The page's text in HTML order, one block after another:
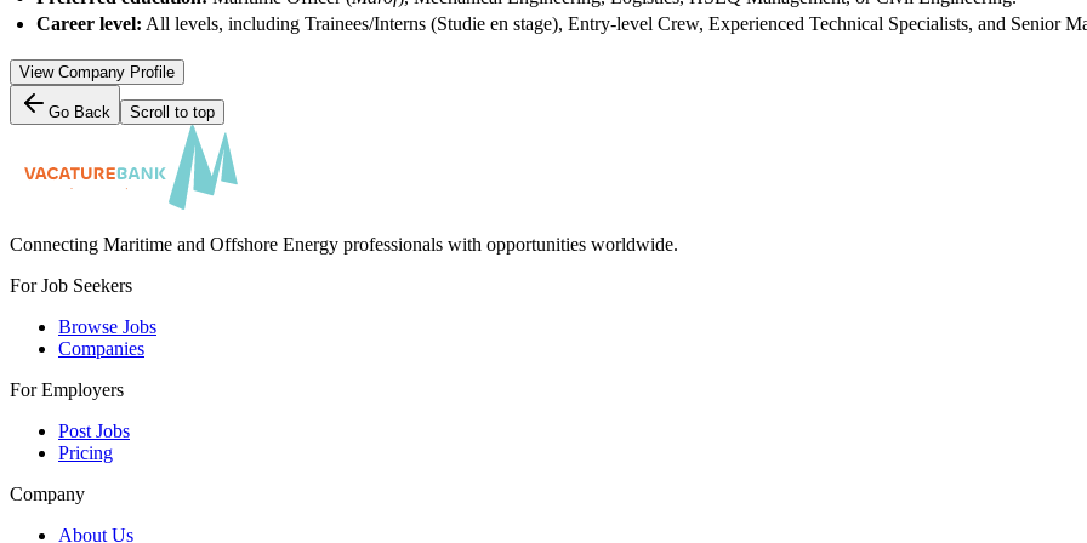
Career level: All levels, including Trainees/Interns (Studie en stage), Entry-level Crew, Experienced Technical Specialists, and Senior
View Company Profile
Go Back Scroll to top
Connecting Maritime and Offshore Energy professionals with opportunities worldwide.
For Job Seekers
Browse Jobs
Companies
For Employers
Post Jobs
Pricing
Company
About Us